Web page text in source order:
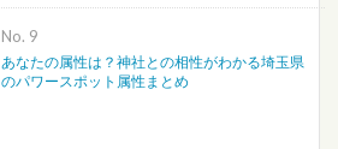
No.
あなたの属性は？神社との相性がわかる埼玉県
のパワースポット属性まとめ